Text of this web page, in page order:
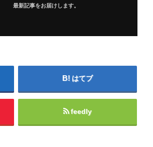
最新記事をお届けします。
はてブ
feedly